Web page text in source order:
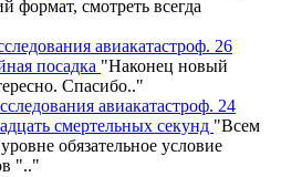
формат, смотреть всегда
авиакатастроф. 26
посадка "Наконец новый
Спасибо.."
авиакатастроф. 24
смертельных секунд "Всем
обязательное условие
".."